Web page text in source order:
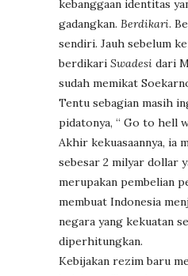
kebanggaan identitas
gadangkan. Berdikari.
sendiri. Jauh sebelum
berdikari Swadesi dari
sudah memikat
Tentu sebagian masih
pidatonya, “ Go to hell
Akhir kekuasaannya, ia
sebesar 2 milyar dollar
merupakan pembelian
membuat Indonesia
negara yang kekuatan
diperhitungkan.
Kebijakan rezim baru